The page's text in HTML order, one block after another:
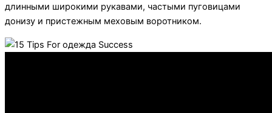
длинными широкими рукавами, частыми пуговицами
донизу и пристежным меховым воротником.